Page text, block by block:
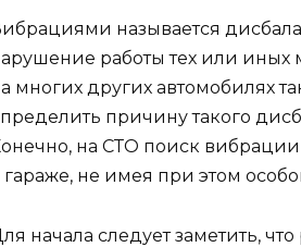
называется
работы тех или иных
многих других автомобилях
причину такого
на СТО поиск вибрации
гараже, не имея при этом
начала следует заметить,